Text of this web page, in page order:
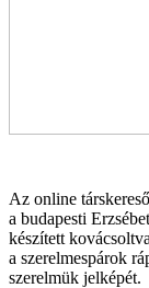
Az online
a budapesti
készített
a szerelmespárok
szerelmük jelképét.